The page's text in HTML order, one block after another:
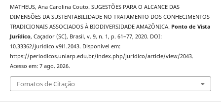
MATHEUS, Ana Carolina Couto. SUGESTÕES PARA O ALCANCE DAS
DIMENSÕES DA SUSTENTABILIDADE NO TRATAMENTO DOS CONHECIMENTOS
TRADICIONAIS ASSOCIADOS À BIODIVERSIDADE AMAZÔNICA. Ponto de Vista
Jurídico, Caçador (SC), Brasil, v. 9, n. 1, p. 61–77, 2020. DOI:
10.33362/juridico.v9i1.2043. Disponível em:
https://periodicos.uniarp.edu.br/index.php/juridico/article/view/2043.
Acesso em: 7 ago. 2026.
Fomatos de Citação